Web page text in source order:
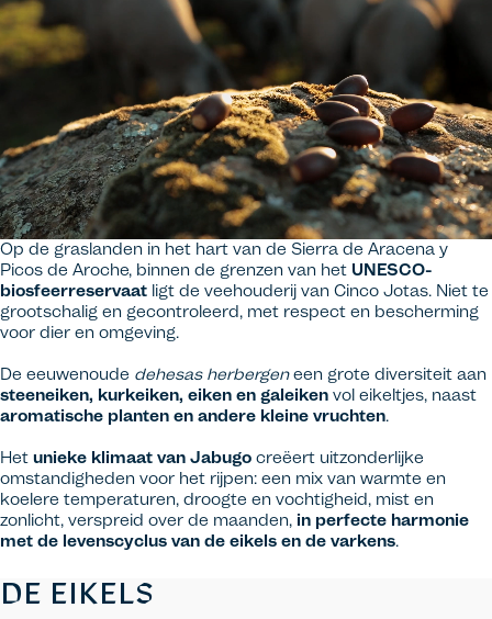
Op de graslanden in het hart van de Sierra de Aracena y
Picos de Aroche, binnen de grenzen van het UNESCO-
biosfeerreservaat ligt de veehouderij van Cinco Jotas. Niet te
grootschalig en gecontroleerd, met respect en bescherming
voor dier en omgeving.
De eeuwenoude dehesas herbergeneen grote diversiteit aan
steeneiken, kurkeiken, eiken en galeiken vol eikeltjes, naast
aromatische planten en andere kleine vruchten.
Het unieke klimaat van Jabugo creëert uitzonderlijke
omstandigheden voor het rijpen: een mix van warmte en
koelere temperaturen, droogte en vochtigheid, mist en
zonlicht, verspreid over de maanden, in perfecte harmonie
met de levenscyclus van de eikels en de varkens.
DE EIKELS